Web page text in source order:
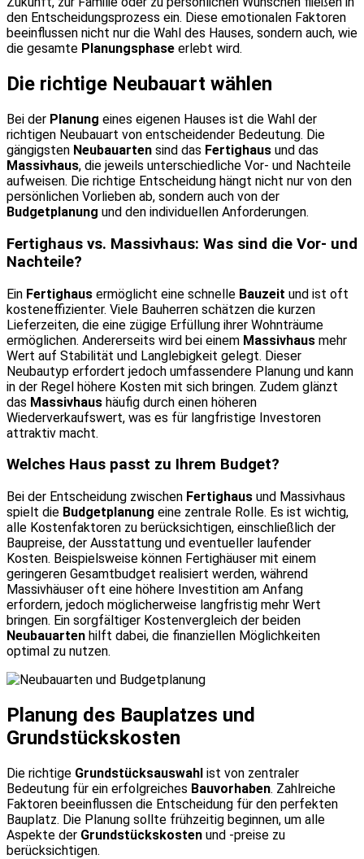
den Entscheidungsprozess ein. Diese emotionalen Faktoren
beeinflussen nicht nur die Wahl des Hauses, sondern auch, wie
die gesamte Planungsphase erlebt wird.
Die richtige Neubauart wählen
Bei der Planung eines eigenen Hauses ist die Wahl der
richtigen Neubauart von entscheidender Bedeutung. Die
gängigsten Neubauarten sind das Fertighaus und das
Massivhaus, die jeweils unterschiedliche Vor- und Nachteile
aufweisen. Die richtige Entscheidung hängt nicht nur von den
persönlichen Vorlieben ab, sondern auch von der
Budgetplanung und den individuellen Anforderungen.
Fertighaus vs. Massivhaus: Was sind die Vor- und
Nachteile?
Ein Fertighaus ermöglicht eine schnelle Bauzeit und ist oft
kosteneffizienter. Viele Bauherren schätzen die kurzen
Lieferzeiten, die eine zügige Erfüllung ihrer Wohnträume
ermöglichen. Andererseits wird bei einem Massivhaus mehr
Wert auf Stabilität und Langlebigkeit gelegt. Dieser
Neubautyp erfordert jedoch umfassendere Planung und kann
in der Regel höhere Kosten mit sich bringen. Zudem glänzt
das Massivhaus häufig durch einen höheren
Wiederverkaufswert, was es für langfristige Investoren
attraktiv macht.
Welches Haus passt zu Ihrem Budget?
Bei der Entscheidung zwischen Fertighaus und Massivhaus
spielt die Budgetplanung eine zentrale Rolle. Es ist wichtig,
alle Kostenfaktoren zu berücksichtigen, einschließlich der
Baupreise, der Ausstattung und eventueller laufender
Kosten. Beispielsweise können Fertighäuser mit einem
geringeren Gesamtbudget realisiert werden, während
Massivhäuser oft eine höhere Investition am Anfang
erfordern, jedoch möglicherweise langfristig mehr Wert
bringen. Ein sorgfältiger Kostenvergleich der beiden
Neubauarten hilft dabei, die finanziellen Möglichkeiten
optimal zu nutzen.
Planung des Bauplatzes und
Grundstückskosten
Die richtige Grundstücksauswahl ist von zentraler
Bedeutung für ein erfolgreiches Bauvorhaben. Zahlreiche
Faktoren beeinflussen die Entscheidung für den perfekten
Bauplatz. Die Planung sollte frühzeitig beginnen, um alle
Aspekte der Grundstückskosten und -preise zu
berücksichtigen.